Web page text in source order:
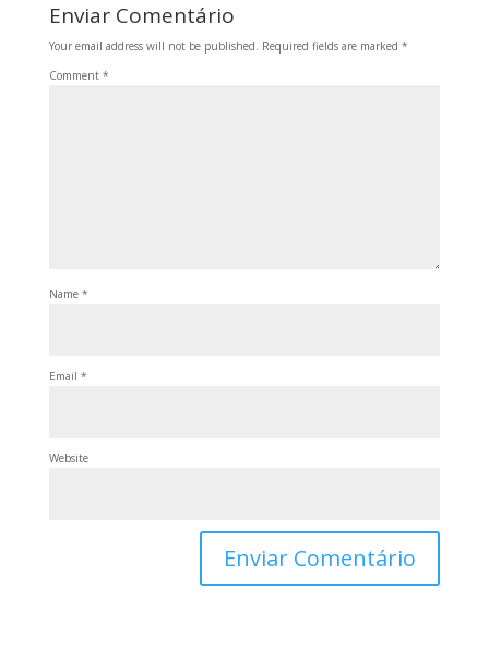
Enviar Comentário
Your email address will not be published. Required fields are marked *
Comment *
Name *
Email *
Website